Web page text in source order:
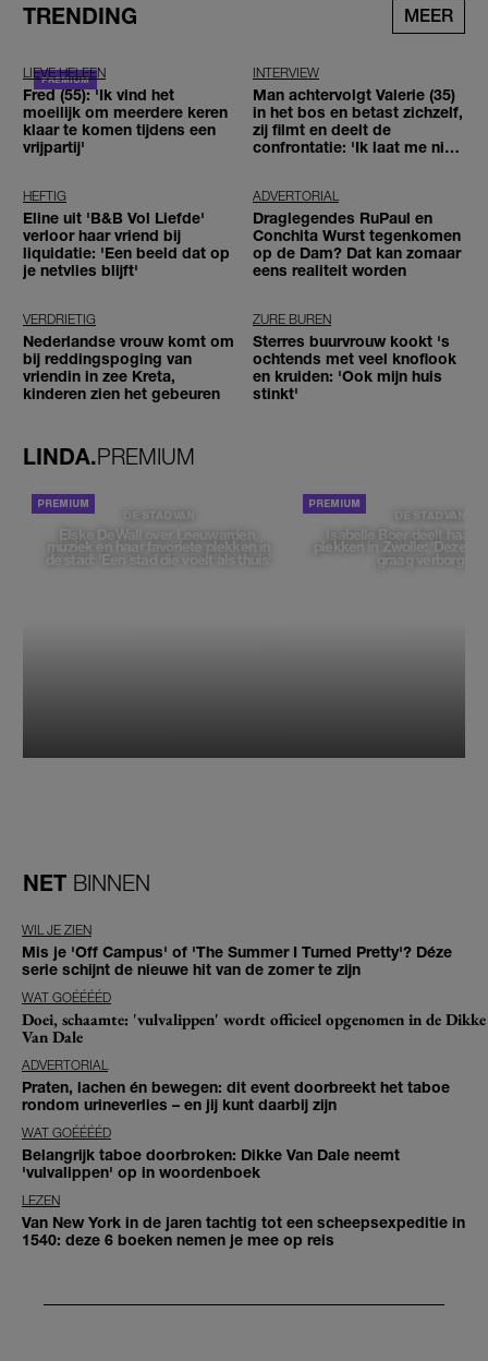
TRENDING MEER
LIEVE HELEEN
Fred (55): 'Ik vind het
moeilijk om meerdere keren
klaar te komen tijdens een
vrijpartij'
INTERVIEW
Man achtervolgt Valerie (35)
in het bos en betast zichzelf,
zij filmt en deelt de
confrontatie: 'Ik laat me niet
HEFTIG
Eline uit 'B&B Vol Liefde'
verloor haar vriend bij
liquidatie: 'Een beeld dat op
je netvlies blijft'
ADVERTORIAL
Draglegendes RuPaul en
Conchita Wurst tegenkomen
op de Dam? Dat kan zomaar
eens realiteit worden
VERDRIETIG
Nederlandse vrouw komt om
bij reddingspoging van
vriendin in zee Kreta,
kinderen zien het gebeuren
ZURE BUREN
Sterres buurvrouw kookt 's
ochtends met veel knoflook
en kruiden: 'Ook mijn huis
stinkt'
LINDA.PREMIUM
DE STAD VAN
Elske DeWall over Leeuwarden,
muziek en haar favoriete plekken in
de stad: 'Een stad die voelt als thuis'
DE STAD VAN
Isabelle Boer deelt haar
plekken in Zwolle: 'Deze
graag verborgen'
NET BINNEN
WIL JE ZIEN
Mis je 'Off Campus' of 'The Summer I Turned Pretty'? Déze
serie schijnt de nieuwe hit van de zomer te zijn
WAT GOÉÉÉÉD
Doei, schaamte: 'vulvalippen' wordt officieel opgenomen in de Dikke
Van Dale
ADVERTORIAL
Praten, lachen én bewegen: dit event doorbreekt het taboe
rondom urineverlies – en jij kunt daarbij zijn
WAT GOÉÉÉÉD
Belangrijk taboe doorbroken: Dikke Van Dale neemt
'vulvalippen' op in woordenboek
LEZEN
Van New York in de jaren tachtig tot een scheepsexpeditie in
1540: deze 6 boeken nemen je mee op reis